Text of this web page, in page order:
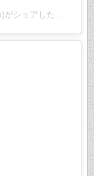
シェアした投稿 –